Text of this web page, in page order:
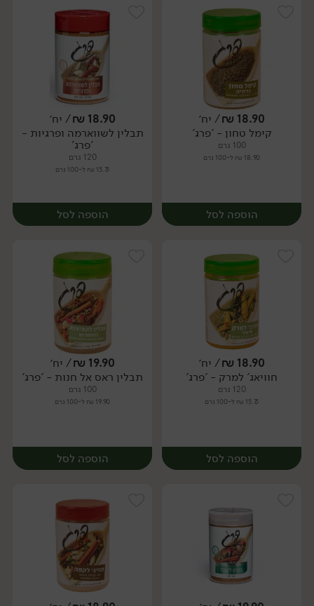
יח׳ יח׳
18.90
₪/ יח׳
קימל טחון - 'פרג'
100 גרם
18.90 ₪ ל-100 גרם
הוספה לסל
יח׳
18.90
₪/ יח׳
תבלין לשווארמה ופרגיות -
'פרג'
120 גרם
15.75 ₪ ל-100 גרם
הוספה לסל
יח׳
18.90
₪/ יח׳
חוויאג' למרק - 'פרג'
120 גרם
15.75 ₪ ל-100 גרם
הוספה לסל
19.90
₪/ יח׳
תבלין ראס אל חנות - 'פרג'
100 גרם
19.90 ₪ ל-100 גרם
הוספה לסל